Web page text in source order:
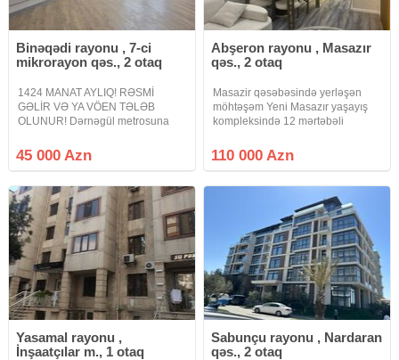
Binəqədi rayonu , 7-ci
mikrorayon qəs., 2 otaq
1424 MANAT AYLIQ! RƏSMİ
GƏLİR VƏ YA VÖEN TƏLƏB
OLUNUR! Dərnəgül metrosuna
Town Yaşayış kompleksində
QANUNI 2 OTAQLI mənzil çıxarılır.
olar.16 mərtəbəli
45 000 Azn
Abşeron rayonu , Masazır
qəs., 2 otaq
Masazir qəsəbəsində yerləşən
möhtəşəm Yeni Masazır yaşayış
kompleksində 12 mərtəbəli
55 kv.m.olan kupçalı, ipotekaya
yararlı, super təmirli, əşyalı, dosta,
110 000 Azn
Yasamal rayonu ,
İnşaatçılar m., 1 otaq
Sabunçu rayonu , Nardaran
qəs., 2 otaq